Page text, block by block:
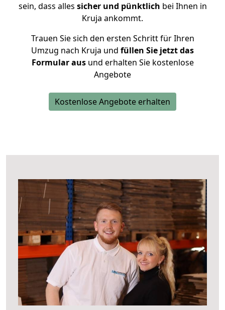
sein, dass alles sicher und pünktlich bei Ihnen in
Kruja ankommt.
Trauen Sie sich den ersten Schritt für Ihren
Umzug nach Kruja und füllen Sie jetzt das
Formular ausund erhalten Sie kostenlose
Angebote
Kostenlose Angebote erhalten